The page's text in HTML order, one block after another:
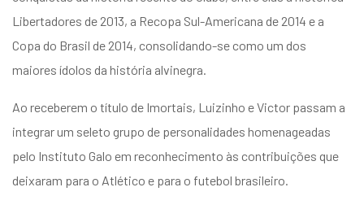
Libertadores de 2013, a Recopa Sul-Americana de 2014 e a
Copa do Brasil de 2014, consolidando-se como um dos
maiores ídolos da história alvinegra.
Ao receberem o título de Imortais, Luizinho e Victor passam a
integrar um seleto grupo de personalidades homenageadas
pelo Instituto Galo em reconhecimento às contribuições que
deixaram para o Atlético e para o futebol brasileiro.